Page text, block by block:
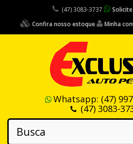
(47) 3083-3737
Confira nosso estoque
Minha
Whatsapp: (47)
(47) 3083-